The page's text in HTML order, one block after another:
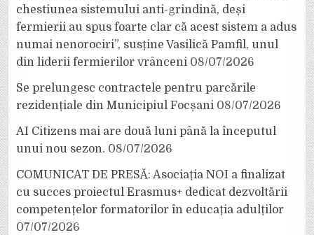
chestiunea sistemului anti-grindină, deși
fermierii au spus foarte clar că acest sistem a adus
numai nenorociri”, susține Vasilică Pamfil, unul
din liderii fermierilor vrânceni 08/07/2026
Se prelungesc contractele pentru parcările
rezidențiale din Municipiul Focșani 08/07/2026
AI Citizens mai are două luni până la începutul
unui nou sezon. 08/07/2026
COMUNICAT DE PRESĂ: Asociația NOI a finalizat
cu succes proiectul Erasmus+ dedicat dezvoltării
competențelor formatorilor în educația adulților
07/07/2026